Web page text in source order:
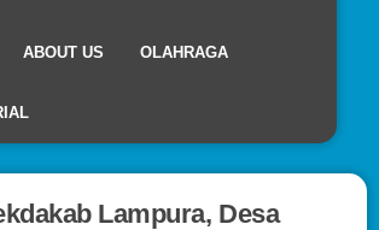
ABOUT US OLAHRAGA
Lampura, Desa